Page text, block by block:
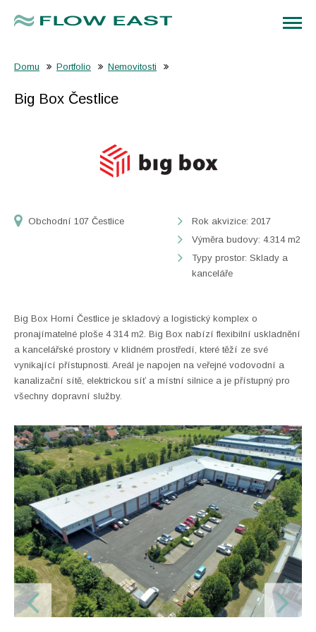
Domu Portfolio Nemovitosti
Big Box Čestlice
Obchodní 107 Čestlice
Rok akvizice: 2017
Výměra budovy: 4.314 m2
Typy prostor: Sklady a
kanceláře
Big Box Horní Čestlice je skladový a logistický komplex o
pronajímatelné ploše 4 314 m2. Big Box nabízí flexibilní uskladnění
a kancelářské prostory v klidném prostředí, které těží ze své
vynikající přístupnosti. Areál je napojen na veřejné vodovodní a
kanalizační sítě, elektrickou síť a místní silnice a je přístupný pro
všechny dopravní služby.